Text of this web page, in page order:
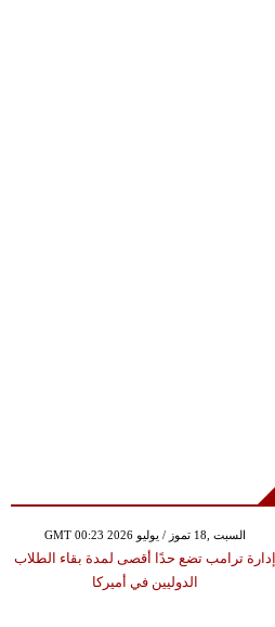
GMT 00:23 2026 السبت ,18 تموز / يوليو
إدارة ترامب تضع حدًا أقصى لمدة بقاء الطلاب
الدوليين في أميركا